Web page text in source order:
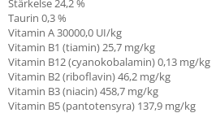
Stärkelse24,2%
Taurin 0,3%
Vitamin A30000,0 UI/kg
Vitamin B1 (tiamin)25,7 mg/kg
Vitamin B12 (cyanokobalamin)0,13 mg/kg
Vitamin B2 (riboflavin)46,2 mg/kg
Vitamin B3 (niacin)458,7 mg/kg
Vitamin B5 (pantotensyra) 137,9 mg/kg